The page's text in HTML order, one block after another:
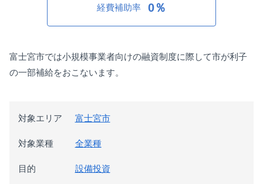
経費補助率 0％
富士宮市では小規模事業者向けの融資制度に際して市が利子
の一部補給をおこないます。
対象エリア 富士宮市
対象業種 全業種
目的 設備投資